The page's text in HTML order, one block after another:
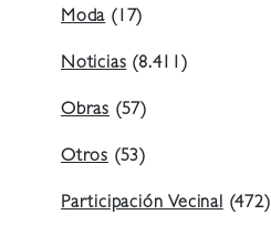
Moda(17)
Noticias(8.411)
Obras (57)
Otros (53)
Participación Vecinal(472)